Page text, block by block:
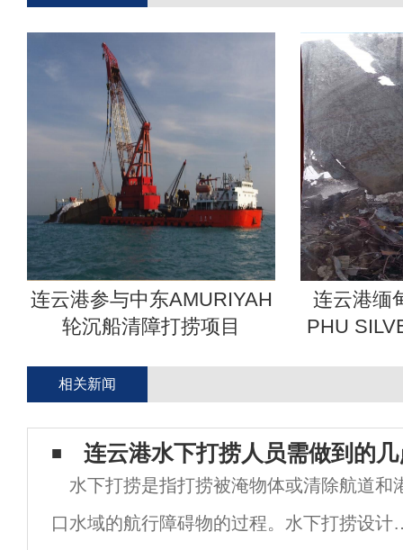
连云港参与中东AMURIYAH
轮沉船清障打捞项目
连云港缅
PHU
相关新闻
连云港水下打捞人员需做到的
水下打捞是指打捞被淹物体或清除航道和
口水域的航行障碍物的过程。水下打捞设计